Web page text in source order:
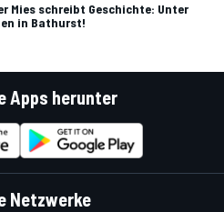
Mies schreibt Geschichte: Unter
in Bathurst!
Apps herunter
Netzwerke